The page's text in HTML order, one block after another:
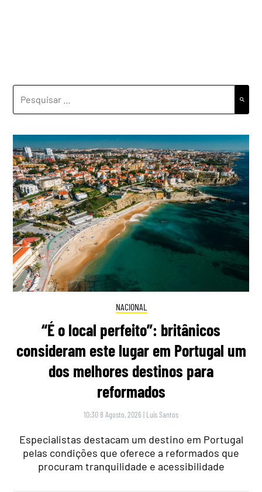
POR:
NACIONAL
“É o local perfeito”: britânicos
consideram este lugar em Portugal um
dos melhores destinos para
reformados
10:30 8 Agosto, 2026 | Luís Santos
Especialistas destacam um destino em Portugal
pelas condições que oferece a reformados que
procuram tranquilidade e acessibilidade